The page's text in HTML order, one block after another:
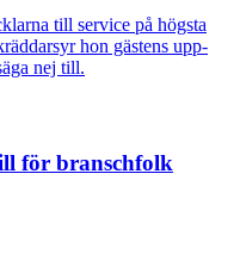
till service på högsta
hon gästens upp­
nej till.
för branschfolk